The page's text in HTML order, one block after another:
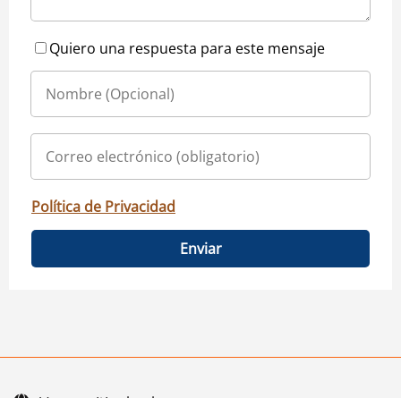
Quiero una respuesta para este mensaje
Política de Privacidad
Enviar